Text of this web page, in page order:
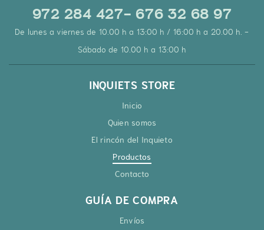
972 284 427- 676 32 68 97
De lunes a viernes de 10.00 h a 13:00 h / 16:00 h a 20.00 h. -
Sábado de 10.00 h a 13:00 h
INQUIETS STORE
Inicio
Quien somos
El rincón del Inquieto
Productos
Contacto
GUÍA DE COMPRA
Envíos